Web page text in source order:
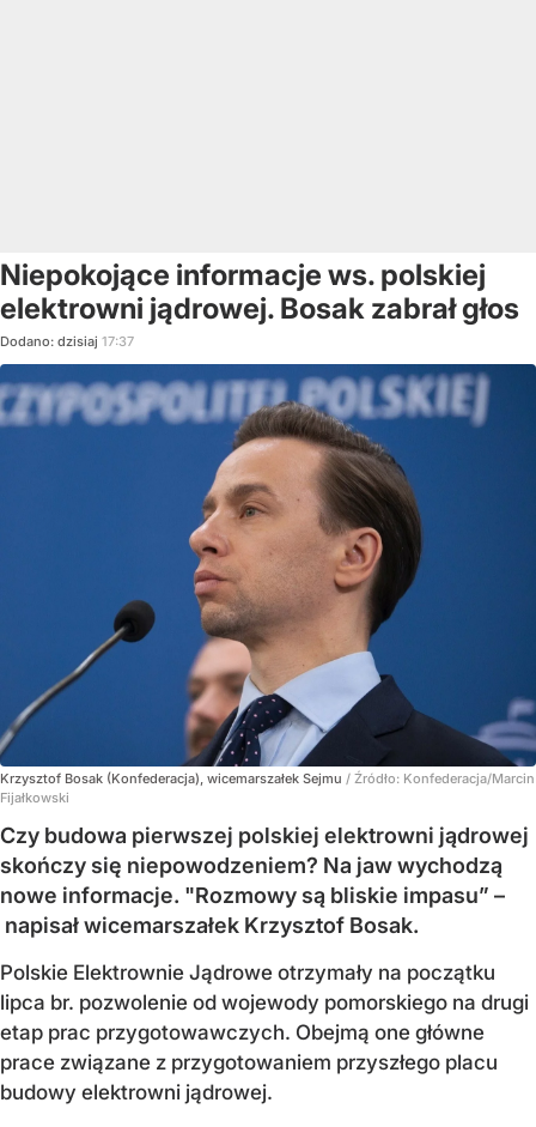
Niepokojące informacje ws. polskiej
elektrowni jądrowej. Bosak zabrał głos
Dodano: dzisiaj 17:37
Krzysztof Bosak (Konfederacja), wicemarszałek Sejmu / Źródło: Konfederacja/Marcin
Fijałkowski
Czy budowa pierwszej polskiej elektrowni jądrowej
skończy się niepowodzeniem? Na jaw wychodzą
nowe informacje. "Rozmowy są bliskie impasu” –
napisał wicemarszałek Krzysztof Bosak.
Polskie Elektrownie Jądrowe otrzymały na początku
lipca br. pozwolenie od wojewody pomorskiego na drugi
etap prac przygotowawczych. Obejmą one główne
prace związane z przygotowaniem przyszłego placu
budowy elektrowni jądrowej.